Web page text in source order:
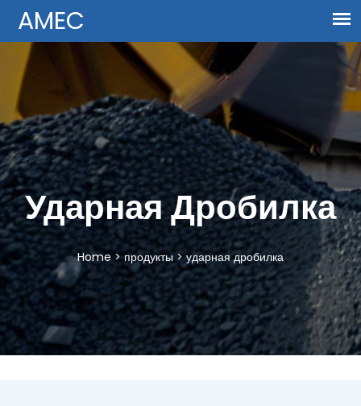
Ударная Дробилка
Home> продукты> ударная дробилка